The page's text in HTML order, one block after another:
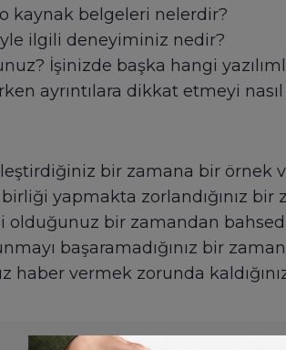
kaynak belgeleri nelerdir?
ilgili deneyiminiz nedir?
İşinizde başka hangi
ayrıntılara dikkat etmeyi
bir zamana bir örnek
yapmakta zorlandığınız bir
olduğunuz bir zamandan
başaramadığınız bir
haber vermek zorunda